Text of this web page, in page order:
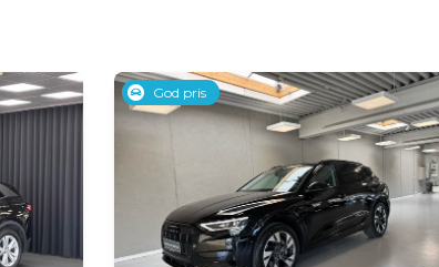
sikkert en stor elbil til dig. Hos Andersen &
God pris